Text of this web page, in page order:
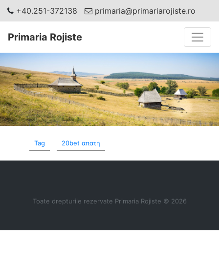
+40.251-372138 primaria@primariarojiste.ro
Primaria Rojiste
Tag 20bet απατη
Toate drepturile rezervate Primaria Rojiste © 2026